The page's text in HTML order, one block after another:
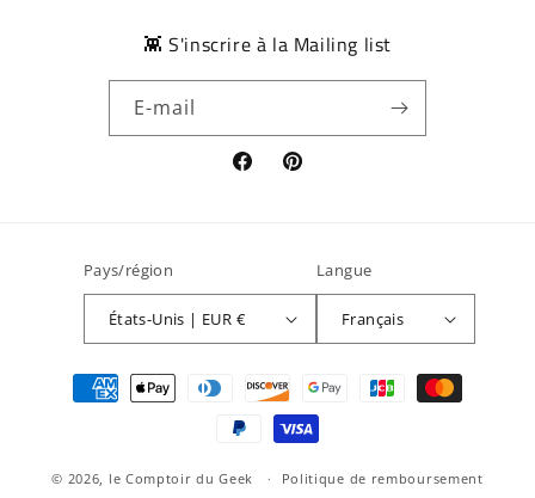
👾 S'inscrire à la Mailing list
E-mail
FacebookPinterest
Pays/région
États-Unis | EUR €
Langue
Français
Moyens
© 2026, le Comptoir du Geek Politique de remboursement